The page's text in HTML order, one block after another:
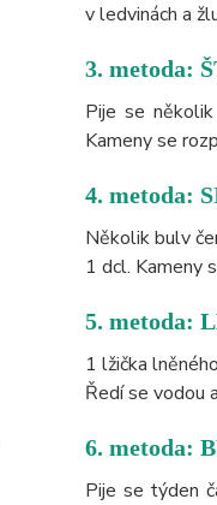
v ledvinách a
3. metoda:
Pije se
Kameny se
4. metoda:
Několik bulv
1 dcl. Kameny
5. metoda:
1 lžička
Ředí se vodou
6. metoda:
Pije se týden